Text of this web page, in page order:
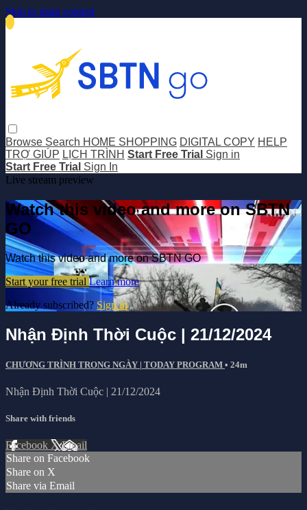
Skip to main content
Browse Search HOME SHOPPING DIGITAL COPY HELP
TRỢ GIÚP LỊCH TRÌNH Start Free Trial Sign in
Start Free Trial Sign In
Live stream preview
Watch this video and more on SBTN
GO
Watch this video and more on SBTN GO
Start your free trial Learn more
Already subscribed? Sign in
Nhận Định Thời Cuộc | 21/12/2024
CHƯƠNG TRÌNH TRONG NGÀY | TODAY PROGRAM • 24m
Nhận Định Thời Cuộc | 21/12/2024
Share with friends
Facebook XEmail
Share on Facebook
Share on X
Share via Email